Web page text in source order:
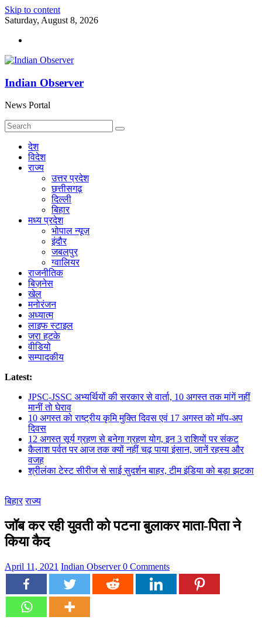
Skip to content
Saturday, August 8, 2026
Indian Observer
News Portal
देश
विदेश
राज्य
उत्तर प्रदेश
छत्तीसगढ़
दिल्ली
बिहार
मध्य प्रदेश
भोपाल न्यूज़
इंदौर
जबलपुर
ग्वालियर
राजनीतिक
बिज़नेस
खेल
मनोरंजन
अध्यात्म
लाइफ स्टाइल
जरा हटके
वीडियो
सम्पादकीय
Latest:
JPSC-JSSC अभ्यर्थियों की सरकार से वार्ता, 10 अगस्त तक मांगें नहीं
मानीं तो घेराव
10 अगस्त को राष्ट्रीय कृमि मुक्ति दिवस एवं 17 अगस्त को मॉप-अप
दिवस
12 अगस्त सूर्य ग्रहण से बनेगा ग्रहण योग, इन 3 राशियों पर संकट
कैलाश पर्वत पर आज तक क्यों नहीं चढ़ पाया इंसान, जानें रहस्य और
वजह
श्रीलंका टेस्ट सीरीज से साई सुदर्शन बाहर, टीम इंडिया को बड़ा झटका
बिहार राज्य
जॉब कर रही युवती को पटना बुलाकर माता-पिता ने
किया कैद
April 11, 2021 Indian Observer0 Comments